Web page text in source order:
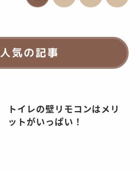
人気の記事
トイレの壁リモコンはメリ
ットがいっぱい！